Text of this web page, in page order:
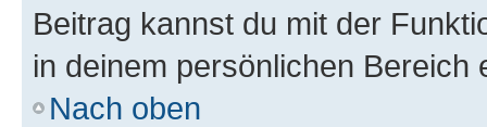
Beitrag kannst du mit der
in deinem persönlichen Bereich
Nach oben